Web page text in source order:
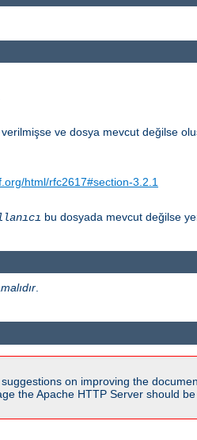
ve dosya mevcut değilse
html/rfc2617#section-3.2.1
bu dosyada mevcut değilse
.
on improving the
the Apache HTTP Server should